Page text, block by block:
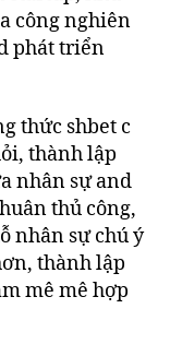
công nghiên
phát triển
thức shbet c
thành lập
nhân sự and
thủ công,
nhân sự chú ý
thành lập
mê mê hợp